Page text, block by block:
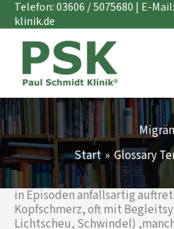
Zum
Inhalt
Telefon:03606 / 5075680 | E-Mail:
klinik.de
Start
Glossary
in Episoden anfallsartig
Kopfschmerz, oft mit
Lichtscheu, Schwindel)